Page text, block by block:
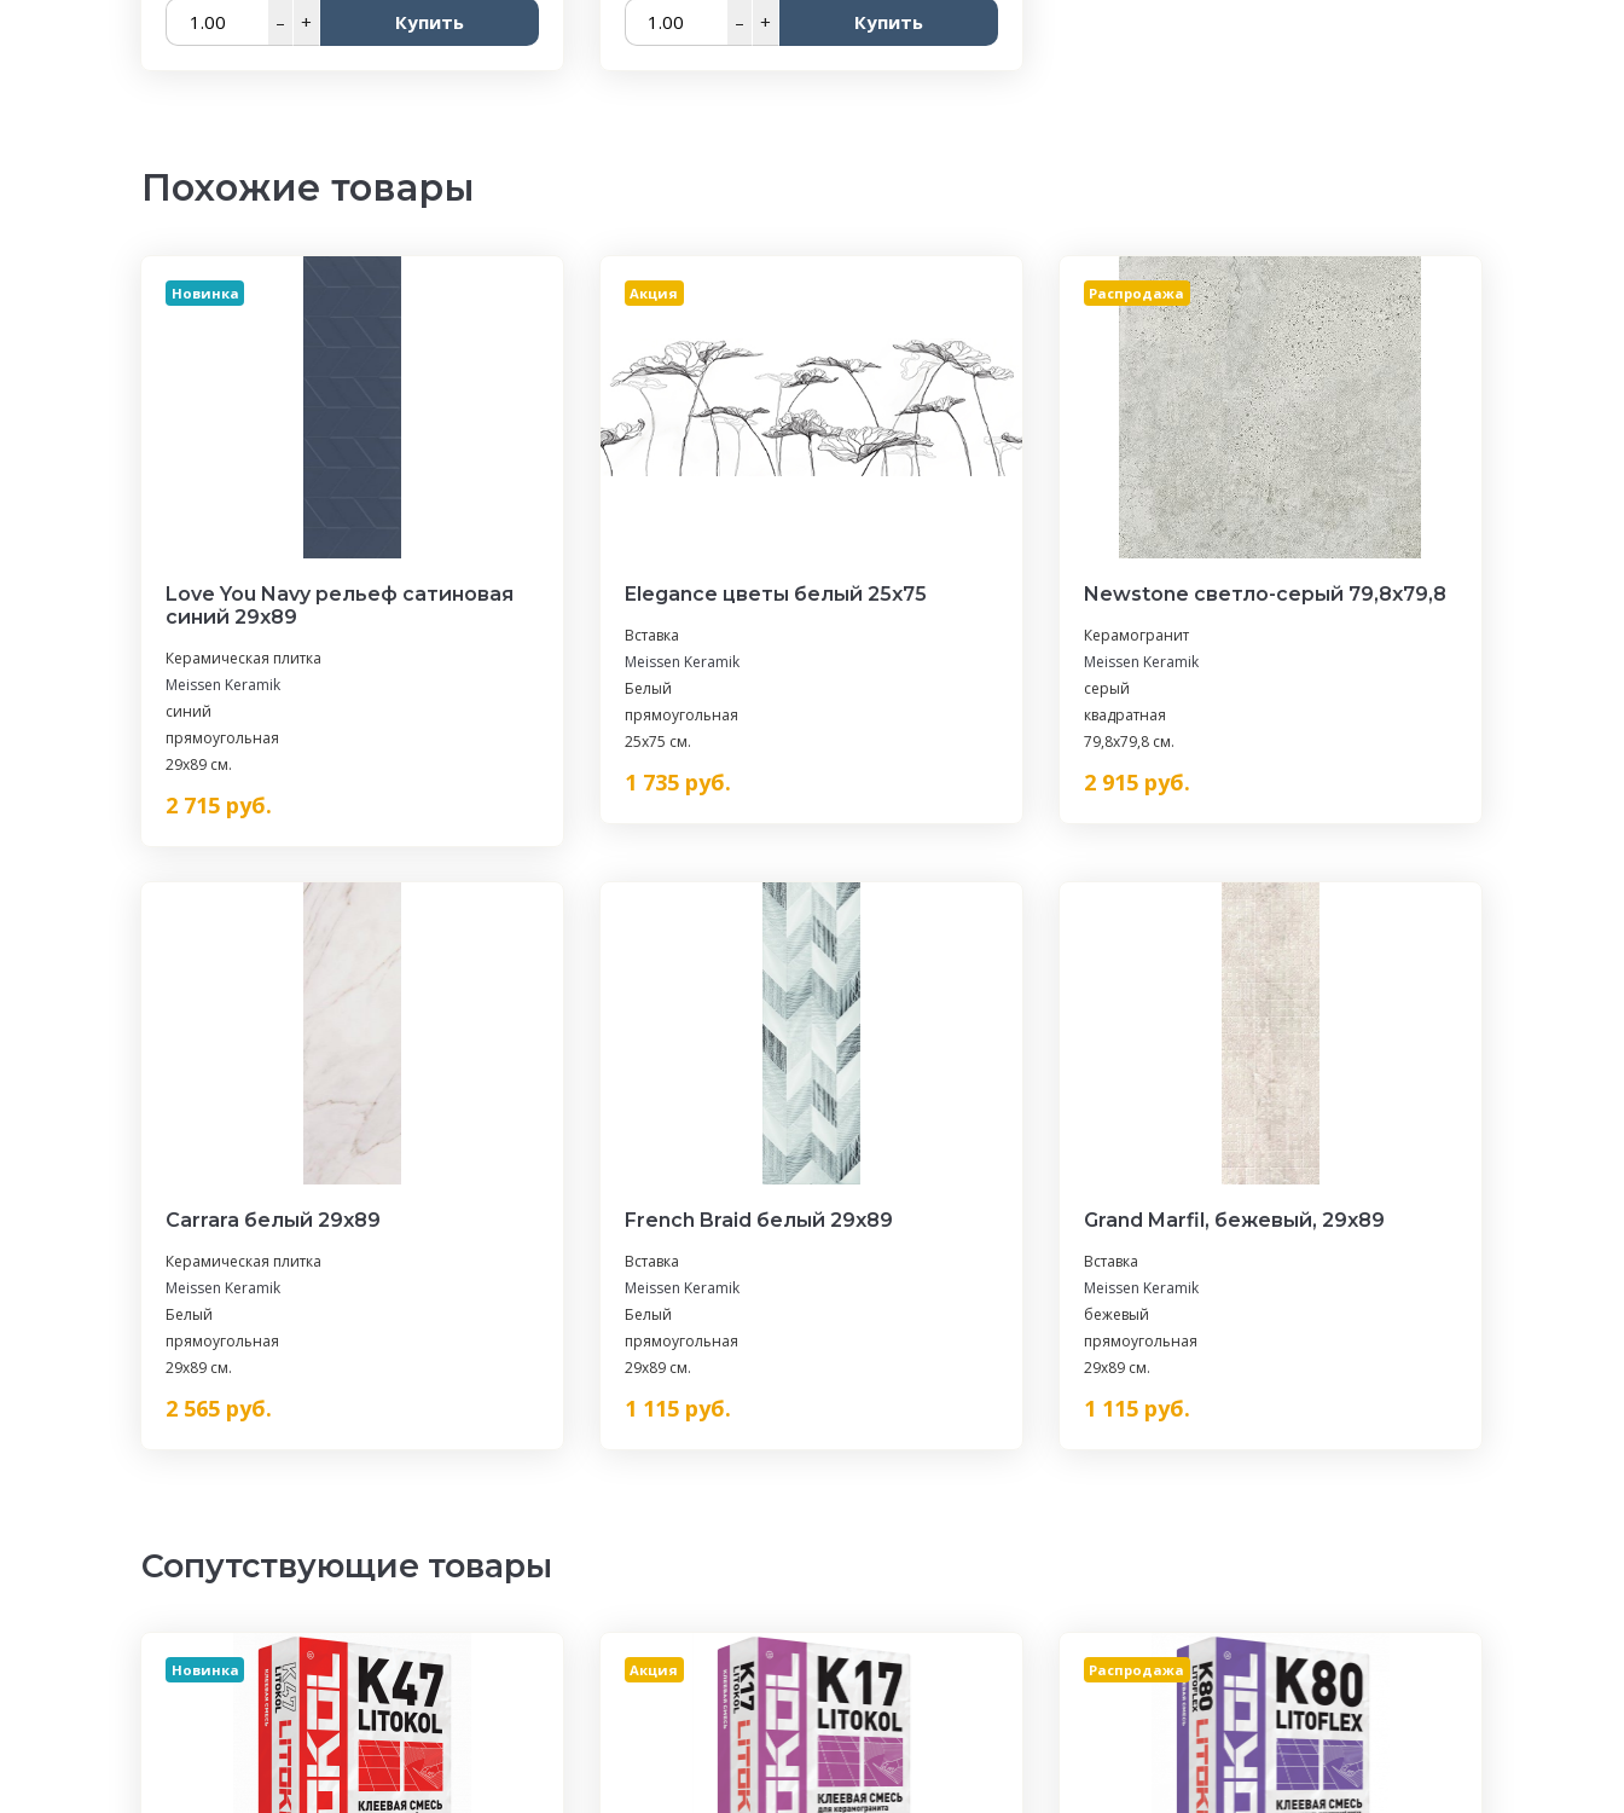
– + Купить – + Купить
Похожие товары
Новинка
Love You Navy рельеф сатиновая
синий 29x89
Керамическая плитка
Meissen Keramik
синий
прямоугольная
29x89 см.
2 715 руб.
Акция
Elegance цветы белый 25х75
Вставка
Meissen Keramik
Белый
прямоугольная
25x75 см.
1 735руб.
Распродажа
Newstone светло-серый 79,8x79,8
Керамогранит
Meissen Keramik
серый
квадратная
79,8x79,8 см.
2 915руб.
Carrara белый 29х89
Керамическая плитка
Meissen Keramik
Белый
прямоугольная
29x89 см.
2 565 руб.
French Braid белый 29x89
Вставка
Meissen Keramik
Белый
прямоугольная
29x89 см.
1 115руб.
Grand Marfil, бежевый, 29x89
Вставка
Meissen Keramik
бежевый
прямоугольная
29x89 см.
1 115руб.
Сопутствующие товары
Новинка Акция Распродажа